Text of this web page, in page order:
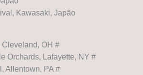
Kawasaki, Japão
Cleveland, OH #
Orchards, Lafayette, NY #
Allentown, PA #